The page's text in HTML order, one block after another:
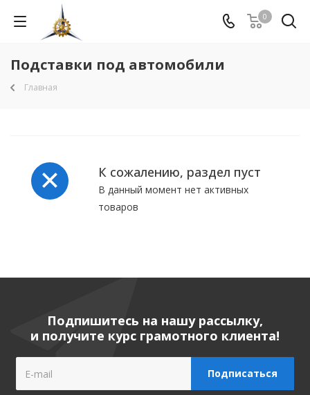
0
Подставки под автомобили
Главная
К сожалению, раздел пуст
В данный момент нет активных
товаров
Подпишитесь на нашу рассылку,
и получите курс грамотного клиента!